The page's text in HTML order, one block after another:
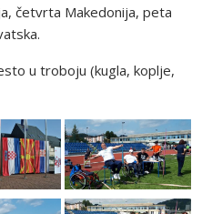
četvrta Makedonija, peta
u troboju (kugla, koplje,